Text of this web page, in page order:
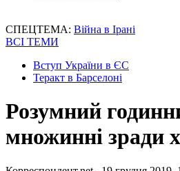
СПЕЦТЕМА: Війна в Ірані
ВСІ ТЕМИ
Вступ України в ЄС
Теракт в Барселоні
Розумний
множинні зради